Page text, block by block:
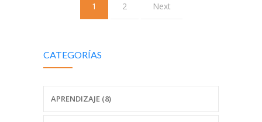
1 2 Next
CATEGORÍAS
APRENDIZAJE (8)